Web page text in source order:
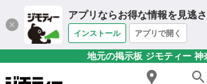
アプリならお得な情報を見逃さ
インストール アプリで開く
地元の掲示板 ジモティー 神